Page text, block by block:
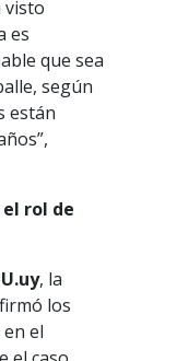
visto
es
que sea
según
están
el rol de
, la
los
el